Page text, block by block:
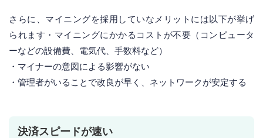
さらに、マイニングを採用していなメリットには以下が挙げ
られます・マイニングにかかるコストが不要（コンピュータ
ーなどの設備費、電気代、手数料など）
・マイナーの意図による影響がない
・管理者がいることで改良が早く、ネットワークが安定する
決済スピードが速い